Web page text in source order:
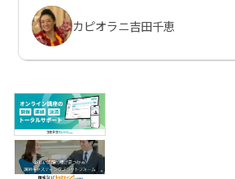
カピオラニ吉田千恵